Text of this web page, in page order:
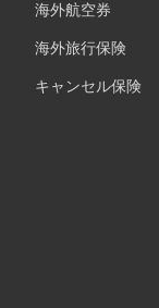
海外航空券
海外旅行保険
キャンセル保険